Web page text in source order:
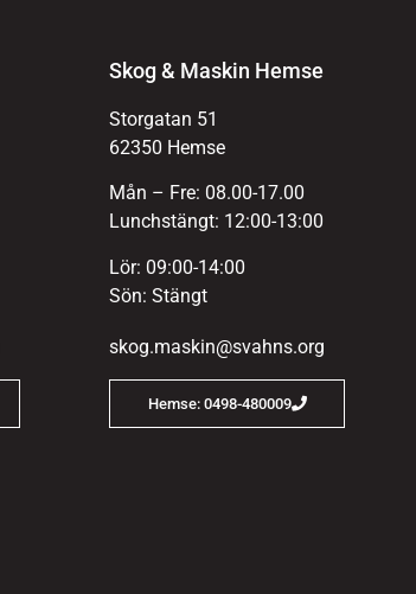
Skog & Maskin Hemse
Storgatan 51
62350 Hemse
Mån – Fre: 08.00-17.00
Lunchstängt: 12:00-13:00
Lör: 09:00-14:00
Sön: Stängt
skog.maskin@svahns.org
Hemse: 0498-480009